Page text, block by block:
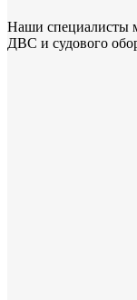
Наши специалисты
ДВС и судового